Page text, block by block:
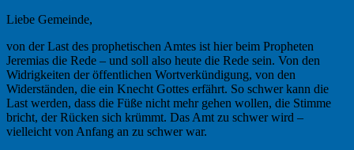
Liebe Gemeinde,
von der Last des prophetischen Amtes ist hier beim Propheten
Jeremias die Rede – und soll also heute die Rede sein. Von den
Widrigkeiten der öffentlichen Wortverkündigung, von den
Widerständen, die ein Knecht Gottes erfährt. So schwer kann die
Last werden, dass die Füße nicht mehr gehen wollen, die Stimme
bricht, der Rücken sich krümmt. Das Amt zu schwer wird –
vielleicht von Anfang an zu schwer war.